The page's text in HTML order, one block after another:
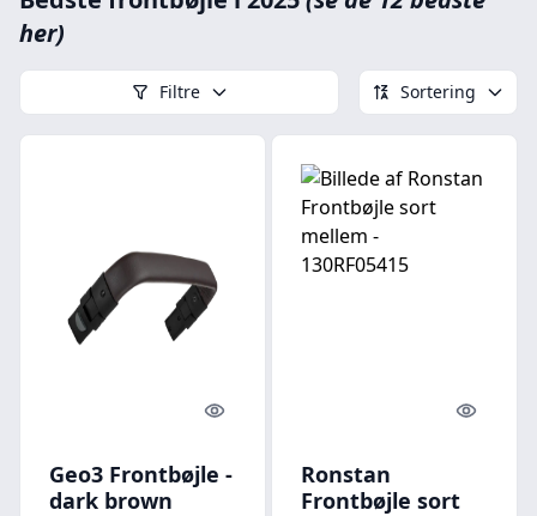
her)
Filtre Sortering
Quick look
Geo3 Frontbøjle -
dark brown
Quick
Ronstan
Frontbøjle sort